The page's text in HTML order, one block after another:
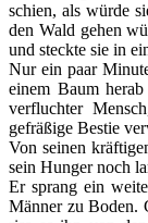
schien, als würde
den Wald gehen
und steckte sie in
Nur ein paar
einem Baum
verfluchter
gefräßige Bestie
Von seinen
sein Hunger noch
Er sprang ein
Männer zu Boden.